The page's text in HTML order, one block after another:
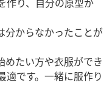
作り、自分の原型か
分からなかったことが
めたい方や衣服ができ
適です。一緒に服作り